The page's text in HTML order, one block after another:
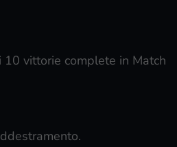
vittorie complete in Match